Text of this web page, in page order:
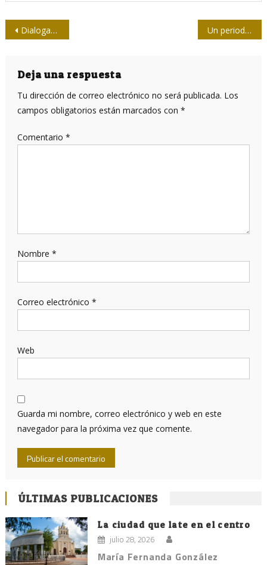
Navegación
entradas
Dialogando con Ramonet en Camagüey Un periodista enamorado de su Isla
Deja una respuesta
Tu dirección de correo electrónico no será publicada. Los
campos obligatorios están marcados con *
Comentario *
Nombre *
Correo electrónico *
Web
Guarda mi nombre, correo electrónico y web en este
navegador para la próxima vez que comente.
ÚLTIMAS PUBLICACIONES
La ciudad que late en el centro
julio 28, 2026
María Fernanda González